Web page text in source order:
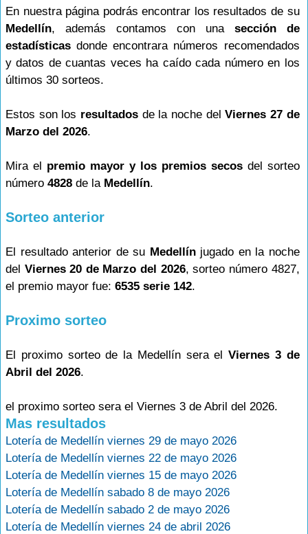
En nuestra página podrás encontrar los resultados de su
Medellín, además contamos con una sección de
estadísticas donde encontrara números recomendados
y datos de cuantas veces ha caído cada número en los
últimos 30 sorteos.
Estos son los resultadosde la noche delViernes 27 de
Marzo del 2026.
Mira el premio mayor y los premios secosdel sorteo
número 4828 de la Medellín.
Sorteo anterior
El resultado anterior de su Medellínjugado en la noche
del Viernes 20 de Marzo del 2026, sorteo número 4827,
el premio mayor fue: 6535 serie 142.
Proximo sorteo
El proximo sorteo de la Medellín sera elViernes 3 de
Abril del 2026.
el proximo sorteo sera el Viernes 3 de Abril del 2026.
Mas resultados
Lotería de Medellín viernes 29 de mayo 2026
Lotería de Medellín viernes 22 de mayo 2026
Lotería de Medellín viernes 15 de mayo 2026
Lotería de Medellín sabado 8 de mayo 2026
Lotería de Medellín sabado 2 de mayo 2026
Lotería de Medellín viernes 24 de abril 2026